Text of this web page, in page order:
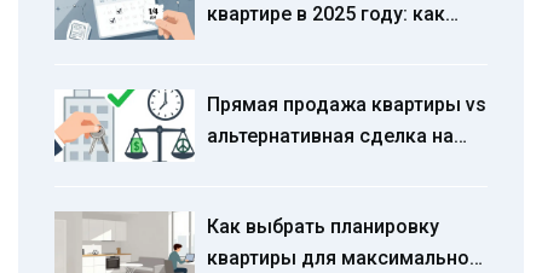
квартире в 2025 году: как
переплатить
Прямая продажа квартиры vs
альтернативная сделка на
году
Как выбрать планировку
квартиры для максимальной